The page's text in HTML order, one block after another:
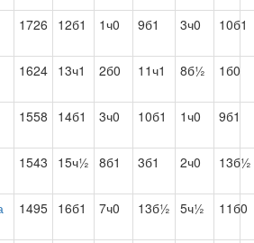
1726 12б1 1ч0 9б1 3ч0 10б1
1624 13ч1 2б0 11ч1 8б½ 1б0
1558 14б1 3ч0 10б1 1ч0 9б1
1543 15ч½ 8б1 3б1 2ч0 13б½
1495 16б1 7ч0 13б½ 5ч½ 11б0